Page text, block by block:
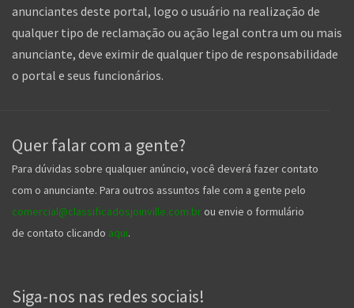
anunciantes deste portal, logo o usuário na realização de
qualquer tipo de reclamação ou ação legal contra um ou mais
anunciante, deve eximir de qualquer tipo de responsabilidade
o portal e seus funcionários.
Quer falar com a gente?
Para dúvidas sobre qualquer anúncio, você deverá fazer contato
com o anunciante. Para outros assuntos fale com a gente pelo
comercial@classificadosjoinville.com.br ou envie o formulário
de contato clicando aqui.
Siga-nos nas redes sociais!